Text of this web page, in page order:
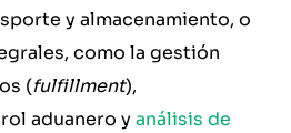
y almacenamiento, o
como la gestión
(fulfillment),
aduanero yanálisis de